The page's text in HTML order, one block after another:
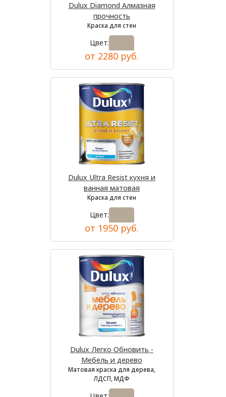
Dulux Diamond Алмазная
прочность
Краска для стен
Цвет:
от 2280 руб.
Dulux Ultra Resist кухня и
ванная матовая
Краска для стен
Цвет:
от 1950 руб.
Dulux Легко Обновить -
Мебель и дерево
Матовая краска для дерева,
ЛДСП, МДФ